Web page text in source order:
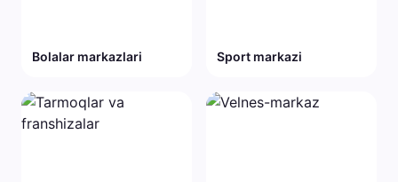
Bolalar markazlari Sport markazi